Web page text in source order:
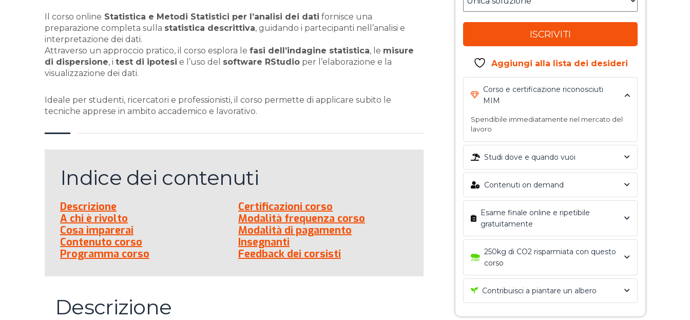
Il corso online Statistica e Metodi Statistici per l’analisi dei dati fornisce una
preparazione completa sulla statistica descrittiva, guidando i partecipanti nell’analisi e
interpretazione dei dati.
Attraverso un approccio pratico, il corso esplora le fasi dell’indagine statistica, le misure
di dispersione, i test di ipotesi e l’uso del software RStudio per l’elaborazione e la
visualizzazione dei dati.
Ideale per studenti, ricercatori e professionisti, il corso permette di applicare subito le
tecniche apprese in ambito accademico e lavorativo.
Indice dei contenuti
Descrizione
A chi è rivolto
Cosa imparerai
Contenuto corso
Programma corso
Certificazioni corso
Modalità frequenza corso
Modalità di pagamento
Insegnanti
Feedback dei corsisti
Descrizione
250,00€.
ISCRIVITI
Aggiungi alla lista dei desideri
Corso e certificazione riconosciuti
MIM
Spendibile immediatamente nel mercato del
lavoro
Studi dove e quando vuoi
Contenuti on demand
Esame finale online e ripetibile
gratuitamente
250kg di CO2 risparmiata con questo
corso
Contribuisci a piantare un albero